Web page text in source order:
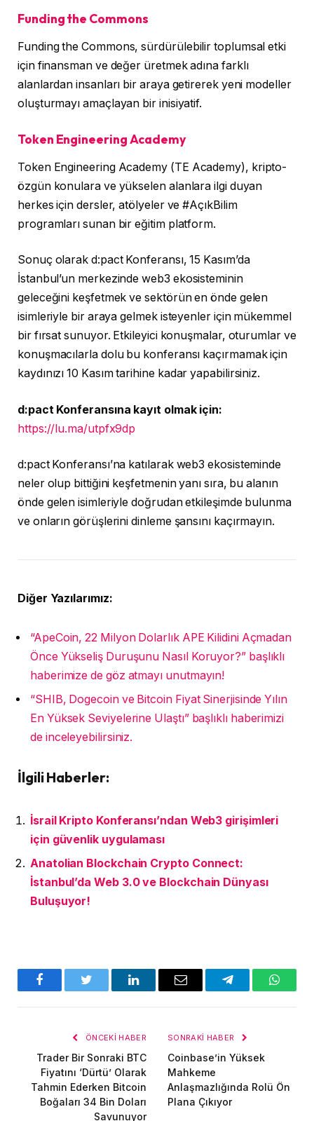
Funding the Commons
Funding the Commons, sürdürülebilir toplumsal etki
için finansman ve değer üretmek adına farklı
alanlardan insanları bir araya getirerek yeni modeller
oluşturmayı amaçlayan bir inisiyatif.
Token Engineering Academy
Token Engineering Academy (TE Academy), kripto-
özgün konulara ve yükselen alanlara ilgi duyan
herkes için dersler, atölyeler ve #AçıkBilim
programları sunan bir eğitim platform.
Sonuç olarak d:pact Konferansı, 15 Kasım’da
İstanbul’un merkezinde web3 ekosisteminin
geleceğini keşfetmek ve sektörün en önde gelen
isimleriyle bir araya gelmek isteyenler için mükemmel
bir fırsat sunuyor. Etkileyici konuşmalar, oturumlar ve
konuşmacılarla dolu bu konferansı kaçırmamak için
kaydınızı 10 Kasım tarihine kadar yapabilirsiniz.
d:pact Konferansına kayıt olmak için:
https://lu.ma/utpfx9dp
d:pact Konferansı’na katılarak web3 ekosisteminde
neler olup bittiğini keşfetmenin yanı sıra, bu alanın
önde gelen isimleriyle doğrudan etkileşimde bulunma
ve onların görüşlerini dinleme şansını kaçırmayın.
Diğer Yazılarımız:
“ApeCoin, 22 Milyon Dolarlık APE Kilidini Açmadan
Önce Yükseliş Duruşunu Nasıl Koruyor?” başlıklı
haberimize de göz atmayı unutmayın!
“SHIB, Dogecoin ve Bitcoin Fiyat Sinerjisinde Yılın
En Yüksek Seviyelerine Ulaştı” başlıklı haberimizi
de inceleyebilirsiniz.
İlgili Haberler:
İsrail Kripto Konferansı’ndan Web3 girişimleri
için güvenlik uygulaması
Anatolian Blockchain Crypto Connect:
İstanbul’da Web 3.0 ve Blockchain Dünyası
Buluşuyor!
FacebookTwitter LinkedInE-
Telegram
ÖNCEKI HABER
Trader Bir Sonraki BTC
Fiyatını ‘Dürtü’ Olarak
Tahmin Ederken Bitcoin
Boğaları 34 Bin Doları
Savunuyor
SONRAKI HABER
Coinbase’in Yüksek
Mahkeme
Anlaşmazlığında Rolü Ön
Plana Çıkıyor